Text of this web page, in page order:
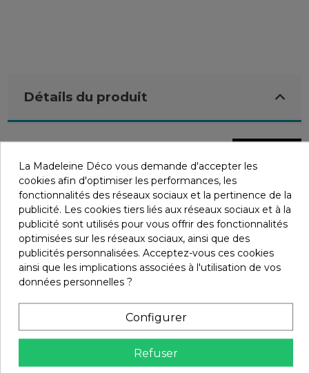
Détails du produit
Marque
En stock 39 Produits
EAN-13 3611420430352
Infos livraisons
Avis (0)
La Madeleine Déco vous demande d'accepter les
cookies afin d'optimiser les performances, les
fonctionnalités des réseaux sociaux et la pertinence de la
publicité. Les cookies tiers liés aux réseaux sociaux et à la
publicité sont utilisés pour vous offrir des fonctionnalités
optimisées sur les réseaux sociaux, ainsi que des
publicités personnalisées. Acceptez-vous ces cookies
ainsi que les implications associées à l'utilisation de vos
données personnelles ?
Configurer
Refuser